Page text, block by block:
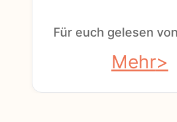
Für euch gelesen
Mehr